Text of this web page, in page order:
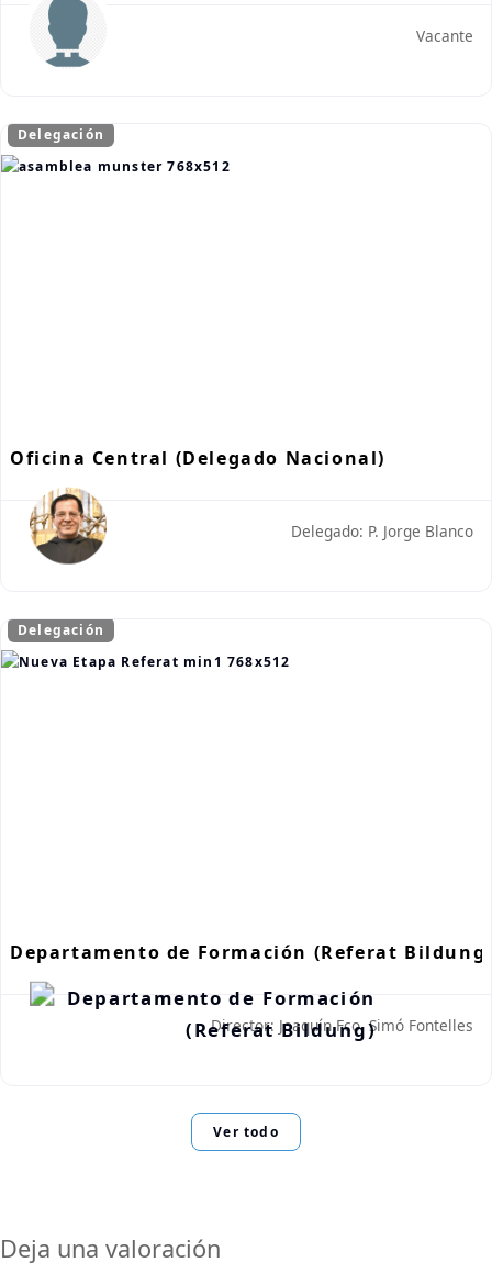
Vacante
Delegación
Oficina Central (Delegado Nacional)
Delegado: P. Jorge Blanco
Delegación
Departamento de Formación (Referat Bildung)
Director: Joaquín Fco. Simó Fontelles
Ver todo
Deja una valoración